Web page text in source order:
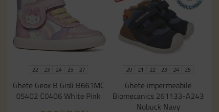
22 23 24 25 27
Ghete Geox B Gisli B661MC
05402 C0406 White Pink
20 21 22 23 24 25
Ghete impermeabile
Biomecanics 261133-A243
Nobuck Navy